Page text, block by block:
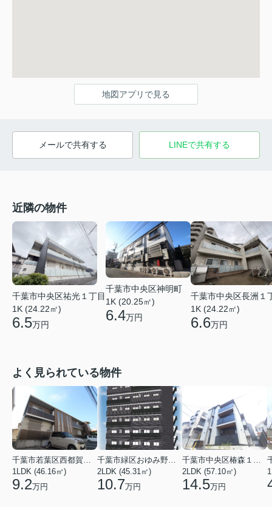
地図アプリで見る
メールで共有する LINEで共有する
近隣の物件
千葉市中央区祐光１丁目
1K (24.22㎡)
6.5万円
千葉市中央区神明町
1K (20.25㎡)
6.4万円
千葉市中央区長洲１
1K (24.22㎡)
6.6万円
よく見られている物件
千葉市若葉区西都賀３丁目
1LDK (46.16㎡)
9.2万円
千葉市緑区おゆみ野３丁目
2LDK (45.31㎡)
10.7万円
千葉市中央区椿森１丁目
2LDK (57.10㎡)
14.5万円